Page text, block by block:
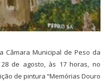
Câmara Municipal de Peso da
de agosto, às 17 horas, no
de pintura “Memórias Douro